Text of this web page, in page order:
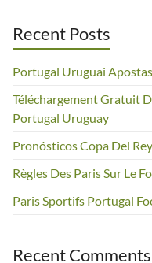
Recent Posts
Portugal Uruguai
Téléchargement Gratuit
Portugal Uruguay
Pronósticos Copa Del
Règles Des Paris Sur Le
Paris Sportifs Portugal
Recent Comments